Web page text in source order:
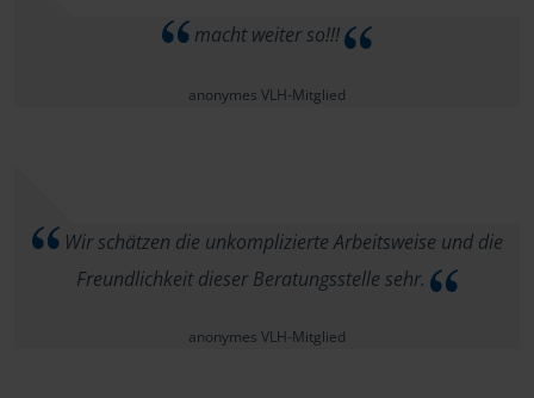
macht weiter so!!!
anonymes VLH-Mitglied
Wir schätzen die unkomplizierte Arbeitsweise und die
Freundlichkeit dieser Beratungsstelle sehr.
anonymes VLH-Mitglied